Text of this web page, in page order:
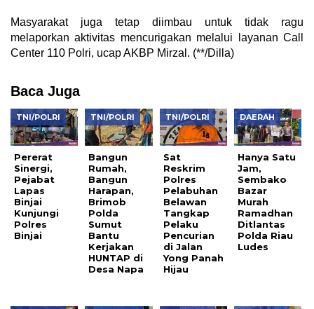
Masyarakat juga tetap diimbau untuk tidak ragu
melaporkan aktivitas mencurigakan melalui layanan Call
Center 110 Polri, ucap AKBP Mirzal. (**/Dilla)
Baca Juga
TNI/POLRI
Pererat
Sinergi,
Pejabat
Lapas
Binjai
Kunjungi
Polres
Binjai
TNI/POLRI
Bangun
Rumah,
Bangun
Harapan,
Brimob
Polda
Sumut
Bantu
Kerjakan
HUNTAP di
Desa Napa
TNI/POLRI
Sat
Reskrim
Polres
Pelabuhan
Belawan
Tangkap
Pelaku
Pencurian
di Jalan
Yong Panah
Hijau
DAERAH
Hanya Satu
Jam,
Sembako
Bazar
Murah
Ramadhan
Ditlantas
Polda Riau
Ludes